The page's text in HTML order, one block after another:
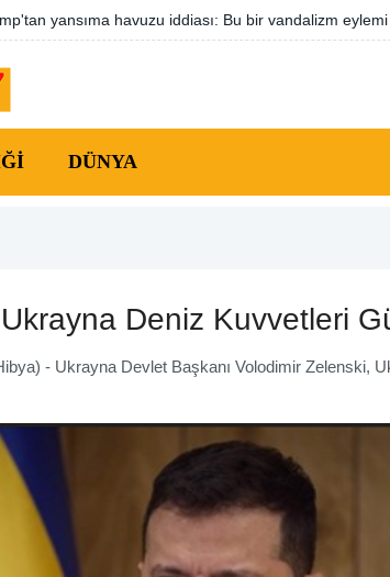
ile Benin ilişkilerinde yeni dönem: Siyasi ve
DÜNYA
Deniz Kuvvetleri
- Ukrayna Devlet Başkanı Volodimir Zelenski,